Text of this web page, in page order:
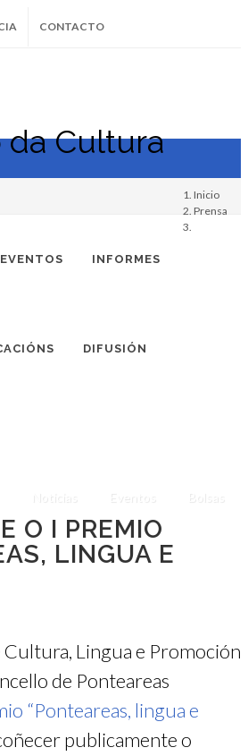
CONTACTO
FacebookTwitter Soundcloud
Youtube
EVENTOS INFORMES
DIFUSIÓN
Inicio
Prensa
O I PREMIO
LINGUA E
Cultura, Lingua e Promoción
de Ponteareas
“Ponteareas, lingua e
publicamente o